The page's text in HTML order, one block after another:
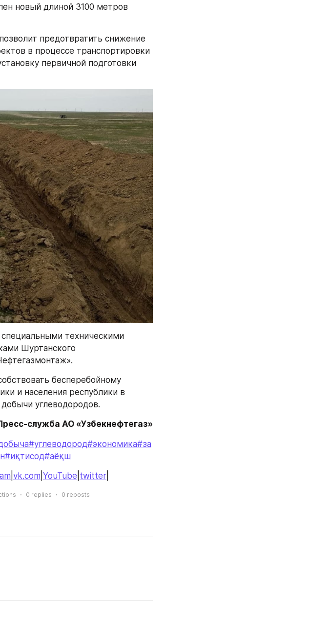
новый длиной 3100 метров
предотвратить снижение
в процессе транспортировки
первичной подготовки
техническими
Шуртанского
бесперебойному
и населения республики в
углеводородов.
служба АО «Узбекнефтегаз»
#углеводород#экономика#за
#иқтисод#аёқш
vk.com YouTube twitter
0 replies 0 reposts